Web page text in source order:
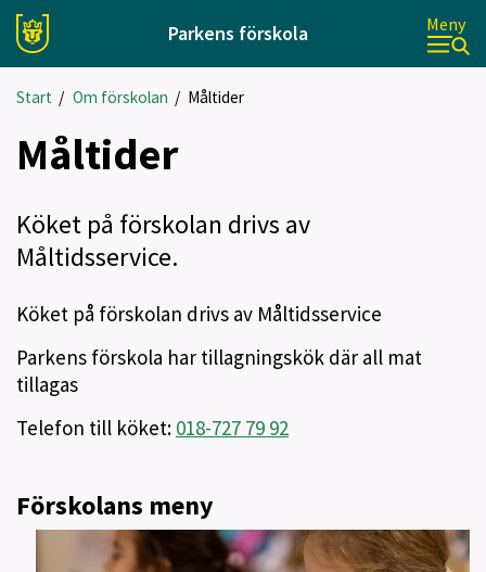
Parkens förskola Meny
Start / Om förskolan / Måltider
Måltider
Köket på förskolan drivs av
Måltidsservice.
Köket på förskolan drivs av Måltidsservice
Parkens förskola har tillagningskök där all mat
tillagas
Telefon till köket: 018-727 79 92
Förskolans meny